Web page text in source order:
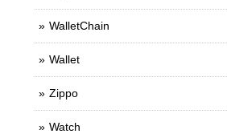
WalletChain
Wallet
Zippo
Watch